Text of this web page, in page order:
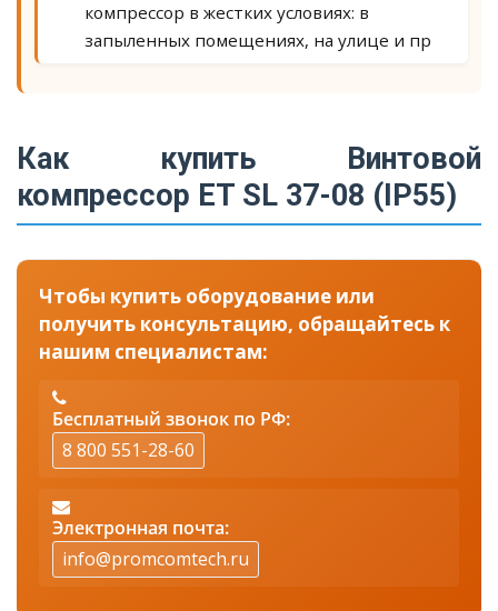
компрессор в жестких условиях: в
запыленных помещениях, на улице и пр
Как купить Винтовой
компрессор ET SL 37-08 (IP55)
Чтобы купить оборудование или
получить консультацию, обращайтесь к
нашим специалистам:
Бесплатный звонок по РФ:
8 800 551-28-60
Электронная почта:
info@promcomtech.ru